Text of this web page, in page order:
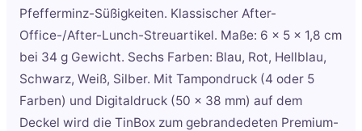
Pfefferminz-Süßigkeiten. Klassischer After-
Office-/After-Lunch-Streuartikel. Maße: 6 x 5 x 1,8 cm
bei 34 g Gewicht. Sechs Farben: Blau, Rot, Hellblau,
Schwarz, Weiß, Silber. Mit Tampondruck (4 oder 5
Farben) und Digitaldruck (50 x 38 mm) auf dem
Deckel wird die TinBox zum gebrandedeten Premium-